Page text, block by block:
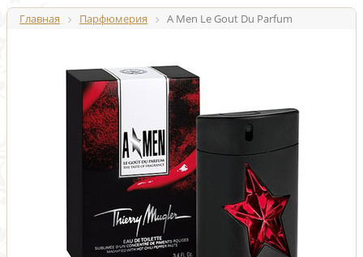
Главная Парфюмерия A Men Le Gout Du Parfum